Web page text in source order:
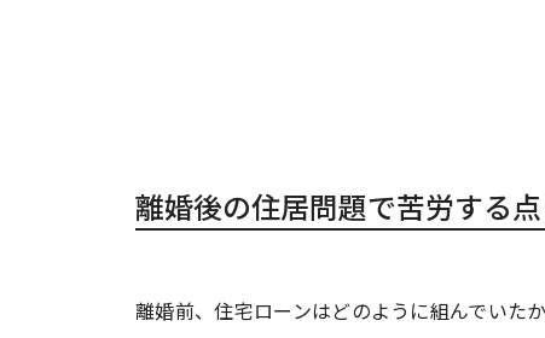
離婚後の住居問題で苦労する
離婚前、住宅ローンはどのように組んでいた